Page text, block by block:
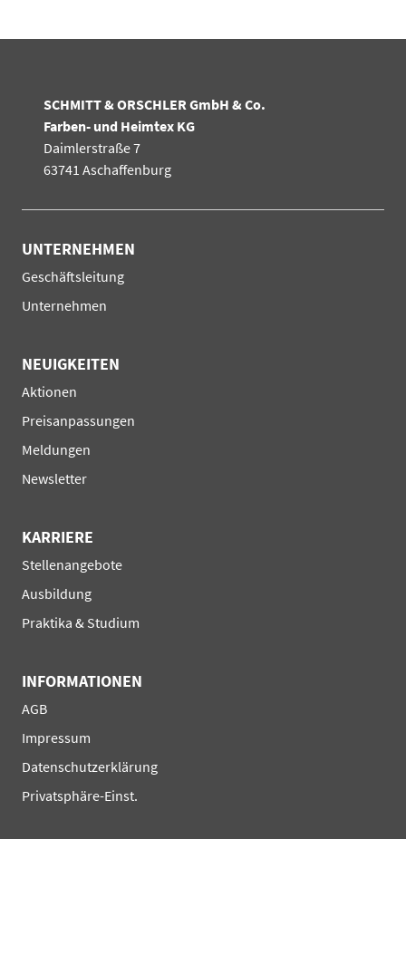
SCHMITT & ORSCHLER GmbH & Co.
Farben- und Heimtex KG
Daimlerstraße 7
63741 Aschaffenburg
UNTERNEHMEN
Navigation
Geschäftsleitung
Unternehmen
NEUIGKEITEN
Navigation
Aktionen
Preisanpassungen
Meldungen
Newsletter
KARRIERE
Navigation
überspringen
Stellenangebote
Ausbildung
Praktika & Studium
INFORMATIONEN
Navigation
AGB
Impressum
Datenschutzerklärung
Privatsphäre-Einst.